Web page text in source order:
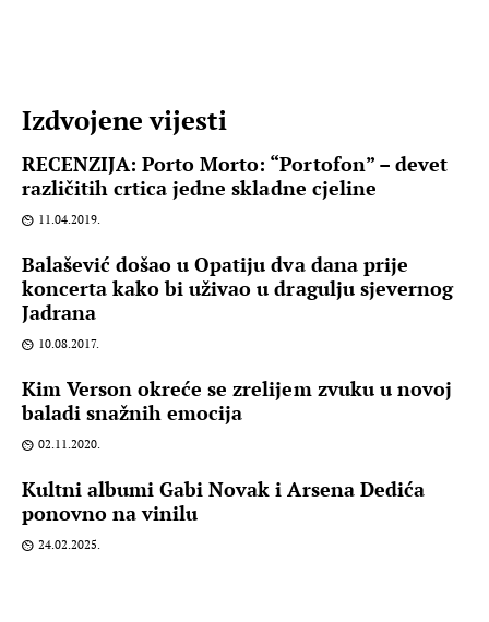
Izdvojene vijesti
RECENZIJA: Porto Morto: “Portofon” – devet
različitih crtica jedne skladne cjeline
11.04.2019.
Balašević došao u Opatiju dva dana prije
koncerta kako bi uživao u dragulju sjevernog
Jadrana
10.08.2017.
Kim Verson okreće se zrelijem zvuku u novoj
baladi snažnih emocija
02.11.2020.
Kultni albumi Gabi Novak i Arsena Dedića
ponovno na vinilu
24.02.2025.